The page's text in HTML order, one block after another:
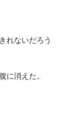
れないだろう
に消えた。